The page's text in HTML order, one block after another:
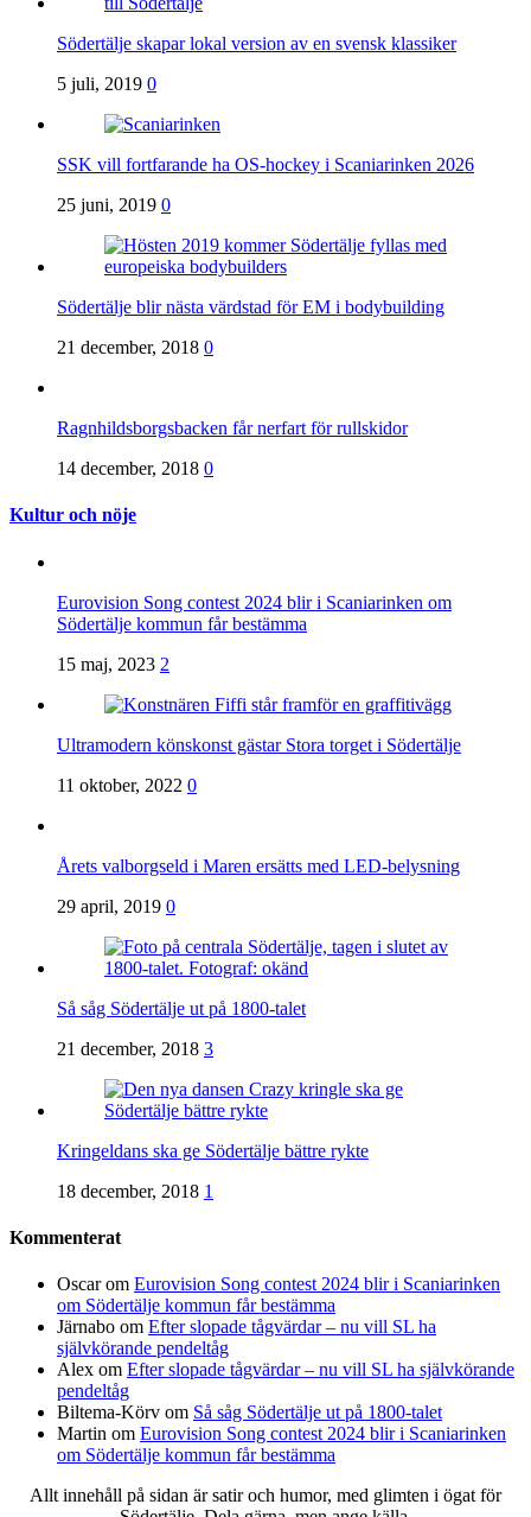
Södertälje skapar lokal version av en svensk klassiker
5 juli, 2019 0
SSK vill fortfarande ha OS-hockey i Scaniarinken 2026
25 juni, 2019 0
Södertälje blir nästa värdstad för EM i bodybuilding
21 december, 2018 0
Ragnhildsborgsbacken får nerfart för rullskidor
14 december, 2018 0
Kultur och nöje
Eurovision Song contest 2024 blir i Scaniarinken om
Södertälje kommun får bestämma
15 maj, 2023 2
Ultramodern könskonst gästar Stora torget i Södertälje
11 oktober, 2022 0
Årets valborgseld i Maren ersätts med LED-belysning
29 april, 2019 0
Så såg Södertälje ut på 1800-talet
21 december, 2018 3
Kringeldans ska ge Södertälje bättre rykte
18 december, 2018 1
Kommenterat
Oscarom Eurovision Song contest 2024 blir i Scaniarinken
om Södertälje kommun får bestämma
Järnabo om Efter slopade tågvärdar – nu vill SL ha
självkörande pendeltåg
Alex om Efter slopade tågvärdar – nu vill SL ha självkörande
pendeltåg
Biltema-Körv om Så såg Södertälje ut på 1800-talet
Martin om Eurovision Song contest 2024 blir i Scaniarinken
om Södertälje kommun får bestämma
Allt innehåll på sidan är satir och humor, med glimten i ögat för